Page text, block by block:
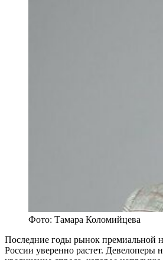
Фото: Тамара Коломийцева
Последние годы рынок премиальной
России уверенно растет. Девелоперы